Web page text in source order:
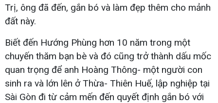
Trị, ông đã đến, gắn bó và làm đẹp thêm cho mảnh
đất này.
Biết đến Hướng Phùng hơn 10 năm trong một
chuyến thăm bạn bè và đó cũng trở thành dấu mốc
quan trọng để anh Hoàng Thông- một người con
sinh ra và lớn lên ở Thừa- Thiên Huế, lập nghiệp tại
Sài Gòn đi từ cảm mến đến quyết định gắn bó với